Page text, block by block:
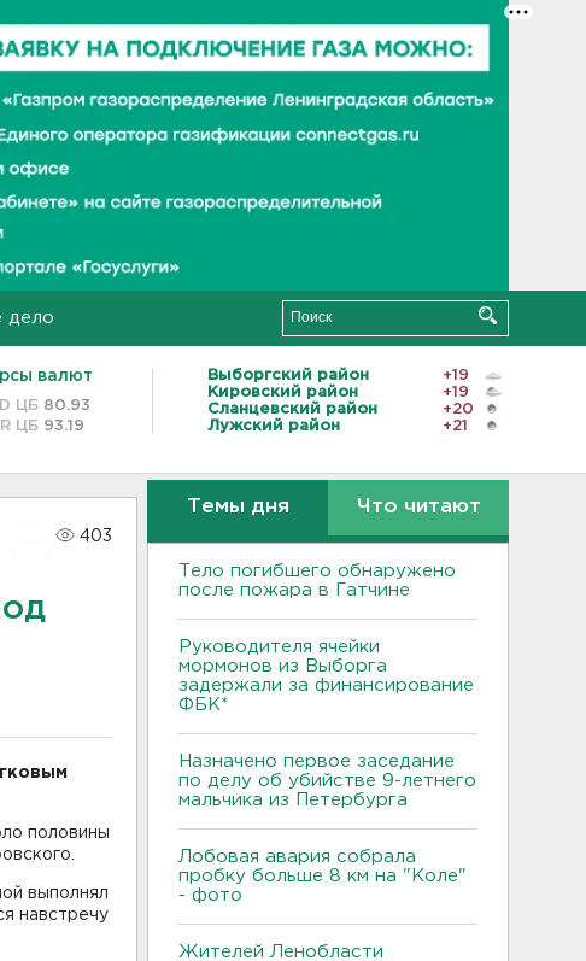
дело
валют
ЦБ 80.93
ЦБ 93.19
Выборгский район
+19
Кировский район
+19
Сланцевский район
+20
Лужский район
+21
403
половины
выполнял
навстречу
Темы дня Что читают
Тело погибшего обнаружено
после пожара в Гатчине
Руководителя ячейки
мормонов из Выборга
задержали за финансирование
ФБК*
Назначено первое заседание
по делу об убийстве 9-летнего
мальчика из Петербурга
Лобовая авария собрала
пробку больше 8 км на "Коле"
- фото
Жителей Ленобласти